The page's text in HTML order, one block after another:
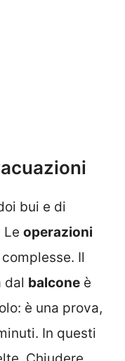
bui e di
Le operazioni
Il
dal balcone è
è una prova,
In questi